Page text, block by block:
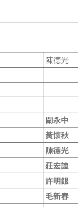
陳德光
關永中
黃懷秋
陳德光
莊宏誼
許明銀
毛新春